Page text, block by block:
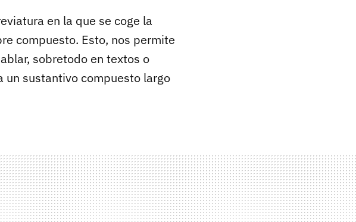
en la que se coge la
compuesto. Esto, nos permite
sobretodo en textos o
un sustantivo compuesto largo